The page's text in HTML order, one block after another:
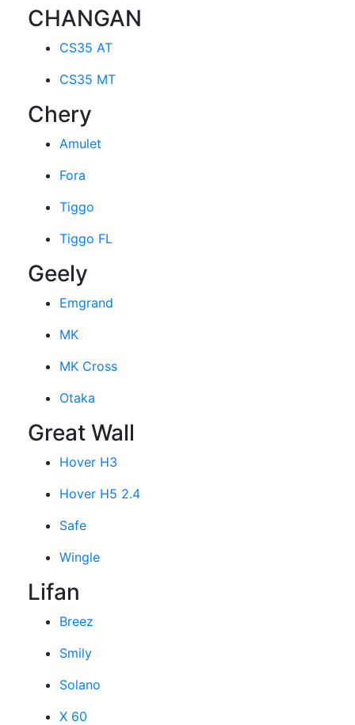
CHANGAN
CS35 AT
CS35 MT
Chery
Amulet
Fora
Tiggo
Tiggo FL
Geely
Emgrand
MK
MK Cross
Otaka
Great Wall
Hover H3
Hover H5 2.4
Safe
Wingle
Lifan
Breez
Smily
Solano
X 60